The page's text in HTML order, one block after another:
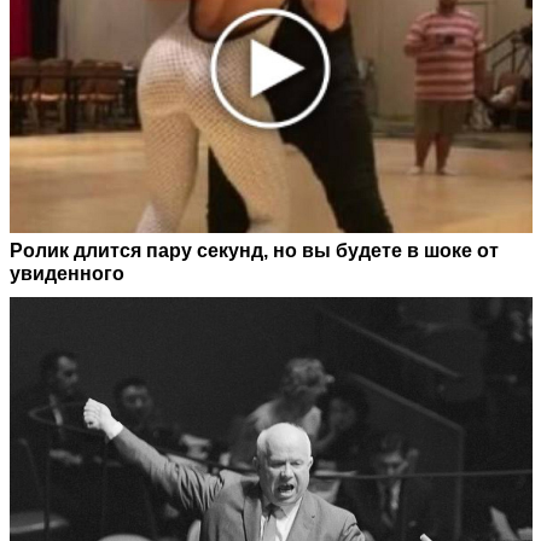
Ролик длится пару секунд, но вы будете в шоке от
увиденного